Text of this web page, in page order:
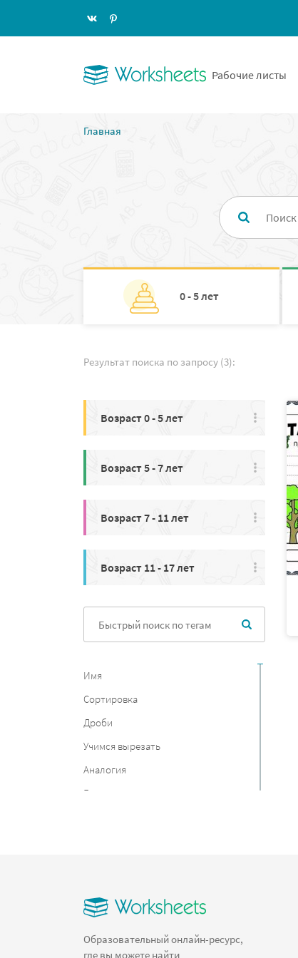
Рабочие листы
Главная
0 - 5 лет
Результат поиска по запросу (3):
Возраст 0 - 5 лет
Возраст 5 - 7 лет
Возраст 7 - 11 лет
Возраст 11 - 17 лет
Имя
Сортировка
Дроби
Учимся вырезать
Аналогия
Германия
Учимся писать цифры
Согласные
Образовательный онлайн-ресурс,
где вы можете найти